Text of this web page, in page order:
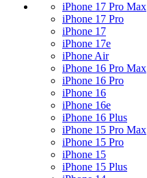
iPhone 17 Pro Max
iPhone 17 Pro
iPhone 17
iPhone 17e
iPhone Air
iPhone 16 Pro Max
iPhone 16 Pro
iPhone 16
iPhone 16e
iPhone 16 Plus
iPhone 15 Pro Max
iPhone 15 Pro
iPhone 15
iPhone 15 Plus